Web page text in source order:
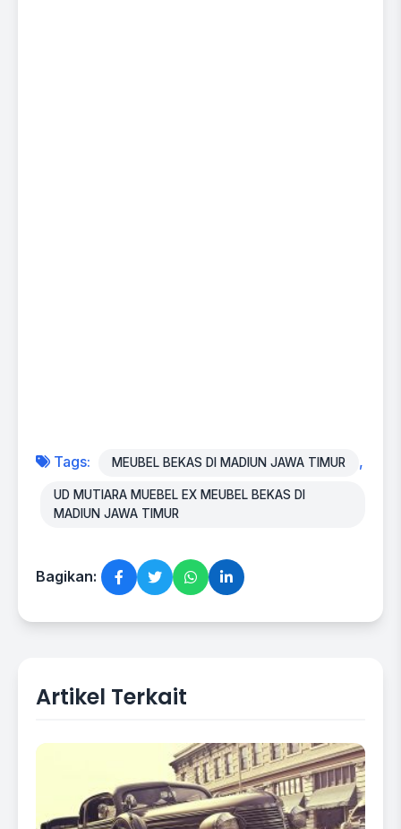
Tags: MEUBEL BEKAS DI MADIUN JAWA TIMUR ,
UD MUTIARA MUEBEL EX MEUBEL BEKAS DI
MADIUN JAWA TIMUR
Bagikan:
Artikel Terkait